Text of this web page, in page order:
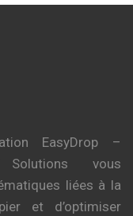
EasyDrop –
Solutions vous
liées à la
et d’optimiser